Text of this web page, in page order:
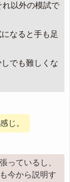
以外の模試で
なると手も足
でも難しくな
じ。
っているし、
今から説明す